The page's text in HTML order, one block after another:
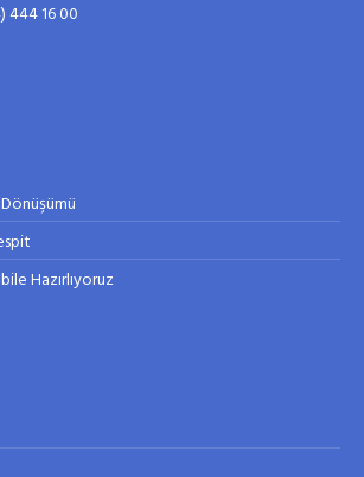
444 16 00
Dönüşümü
Hazırlıyoruz